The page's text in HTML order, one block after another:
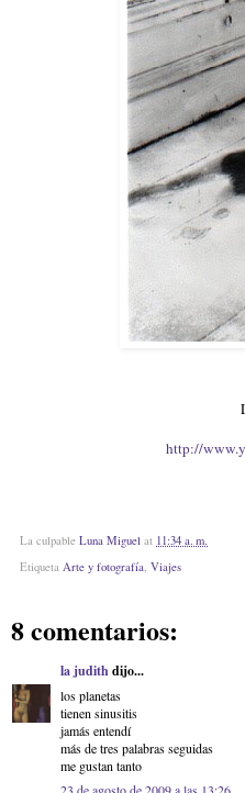
http://
La culpable Luna Miguel at 11:34 a. m.
Etiqueta Arte y fotografía, Viajes
8 comentarios:
la judithdijo...
los planetas
tienen sinusitis
jamás entendí
más de tres palabras seguidas
me gustan tanto